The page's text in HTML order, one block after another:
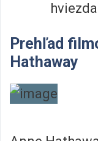
Prehľad
Hathaway